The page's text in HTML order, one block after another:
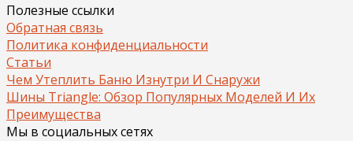
Полезные ссылки
Обратная связь
Политика конфиденциальности
Статьи
Чем Утеплить Баню Изнутри И Снаружи
Шины Triangle: Обзор Популярных Моделей И Их
Преимущества
Мы в социальных сетях